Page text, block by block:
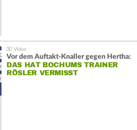
Vor dem Auftakt-Knaller gegen Hertha:
DAS HAT BOCHUMS TRAINER
RÖSLER VERMISST